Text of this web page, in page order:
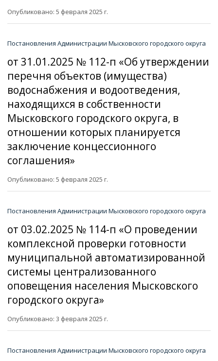
Опубликовано: 5 февраля 2025 г.
Постановления Администрации Мысковского городского округа
от 31.01.2025 № 112-п «Об утверждении
перечня объектов (имущества)
водоснабжения и водоотведения,
находящихся в собственности
Мысковского городского округа, в
отношении которых планируется
заключение концессионного
соглашения»
Опубликовано: 5 февраля 2025 г.
Постановления Администрации Мысковского городского округа
от 03.02.2025 № 114-п «О проведении
комплексной проверки готовности
муниципальной автоматизированной
системы централизованного
оповещения населения Мысковского
городского округа»
Опубликовано: 3 февраля 2025 г.
Постановления Администрации Мысковского городского округа